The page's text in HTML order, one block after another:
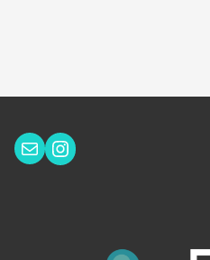
Correo electrónico
Instagram